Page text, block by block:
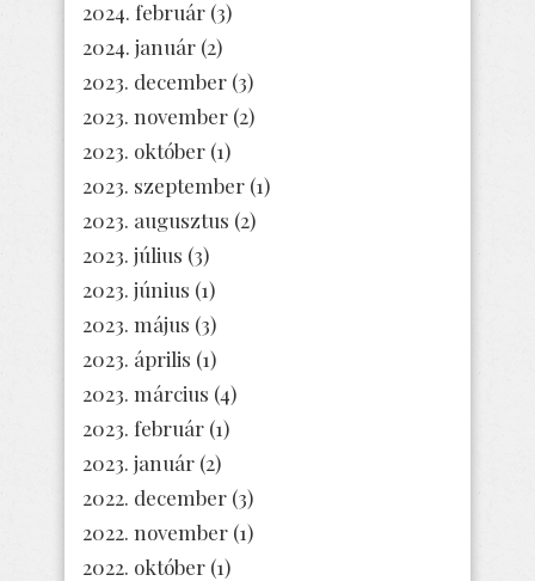
2024. február (3)
2024. január (2)
2023. december (3)
2023. november (2)
2023. október (1)
2023. szeptember (1)
2023. augusztus (2)
2023. július (3)
2023. június (1)
2023. május (3)
2023. április (1)
2023. március (4)
2023. február (1)
2023. január (2)
2022. december (3)
2022. november (1)
2022. október (1)